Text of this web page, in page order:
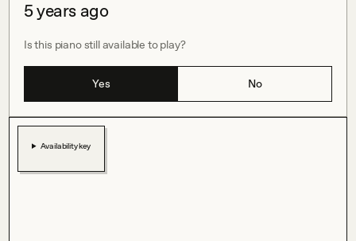
5 years ago
Is this piano still available to play?
Yes No
Availability key